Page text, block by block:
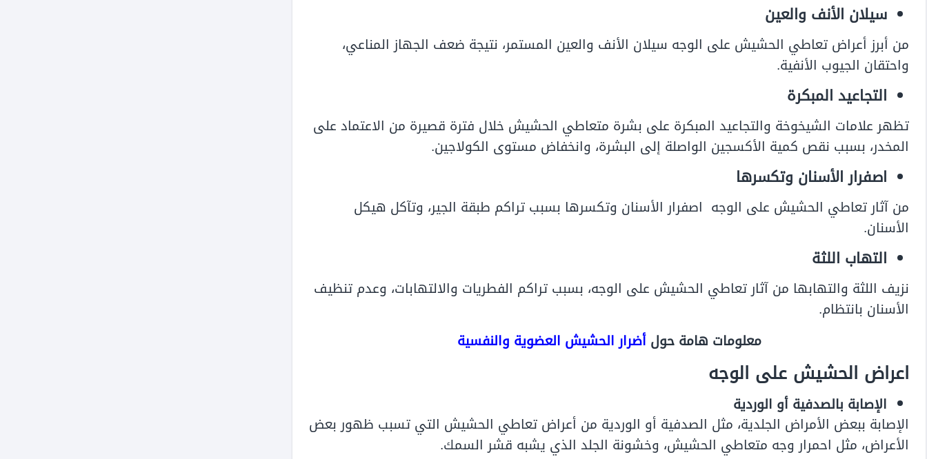
سيلان الأنف والعين
من أبرز أعراض تعاطي الحشيش على الوجه سيلان الأنف والعين المستمر، نتيجة ضعف الجهاز المناعي،
واحتقان الجيوب الأنفية.
التجاعيد المبكرة
تظهر علامات الشيخوخة والتجاعيد المبكرة على بشرة متعاطي الحشيش خلال فترة قصيرة من الاعتماد على
المخدر، بسبب نقص كمية الأكسجين الواصلة إلى البشرة، وانخفاض مستوى الكولاجين.
اصفرار الأسنان وتكسرها
من آثار تعاطي الحشيش على الوجه اصفرار الأسنان وتكسرها بسبب تراكم طبقة الجير، وتآكل هيكل
الأسنان.
التهاب اللثة
نزيف اللثة والتهابها من آثار تعاطي الحشيش على الوجه، بسبب تراكم الفطريات والالتهابات، وعدم تنظيف
الأسنان بانتظام.
معلومات هامة حولأضرار الحشيش العضوية والنفسية
اعراض الحشيش على الوجه
الإصابة بالصدفية أو الوردية
الإصابة ببعض الأمراض الجلدية، مثل الصدفية أو الوردية من أعراض تعاطي الحشيش التي تسبب ظهور بعض
الأعراض، مثل احمرار وجه متعاطي الحشيش، وخشونة الجلد الذي يشبه قشر السمك.